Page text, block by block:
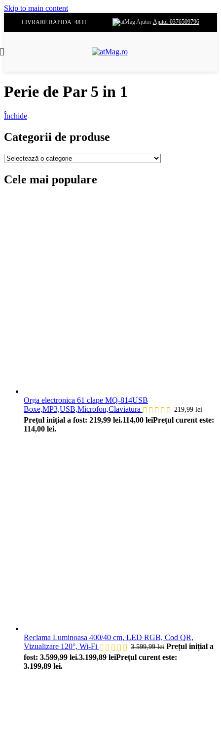
Skip to main content
LIVRARE RAPIDA 48 H Ajutor 0376509796
Perie de Par 5 in 1
Închide
Categorii de produse
Cele mai populare
Orga electronica 61 clape MQ-814USB
Boxe,MP3,USB,Microfon,Claviatura
219,99lei
Prețul inițial a fost: 219,99 lei.114,00 leiPrețul curent este:
114,00 lei.
Reclama Luminoasa 400/40 cm, LED RGB, Cod QR,
Vizualizare 120°, Wi-Fi
3.599,99lei Prețul inițial a
fost: 3.599,99 lei.3.199,89 leiPrețul curent este:
3.199,89 lei.